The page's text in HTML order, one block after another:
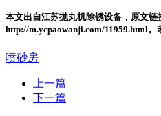
本文出自江苏抛丸机除锈设备，原文链
http://m.ycpaowanji.com/11959.html。
喷砂房
上一篇
下一篇